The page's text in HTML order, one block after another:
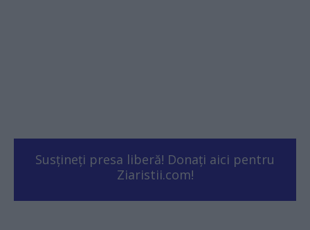
Susțineți presa liberă! Donați aici pentru
Ziaristii.com!